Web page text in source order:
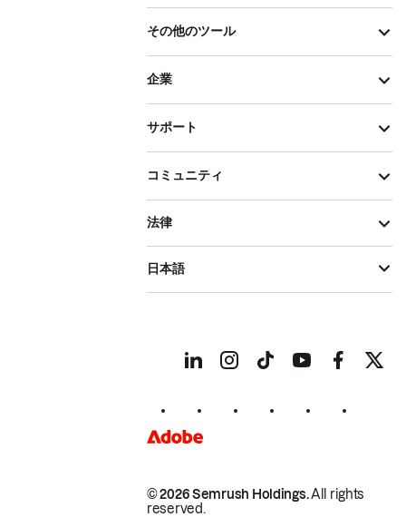
その他のツール
企業
サポート
コミュニティ
© 2026 Semrush Holdings.All rights
reserved.
法律
日本語